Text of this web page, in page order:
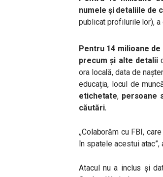
numele și detaliile de
publicat profilurile lor),
Pentru 14 milioane de
precum și alte detalii
ora locală, data de
educația, locul de
etichetate, persoane
căutări.
,,Colaborăm cu FBI,
în spatele acestui
Atacul nu a inclus și